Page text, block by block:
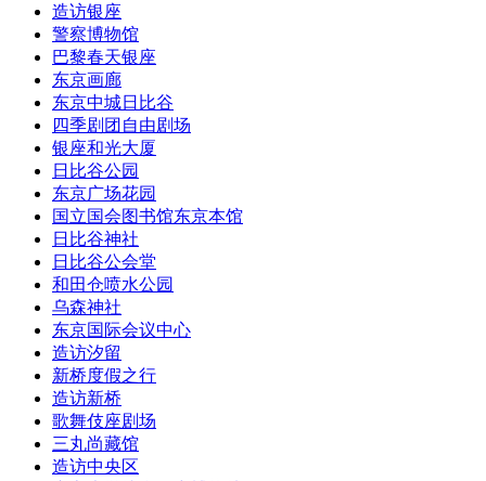
造访银座
警察博物馆
巴黎春天银座
东京画廊
东京中城日比谷
四季剧团自由剧场
银座和光大厦
日比谷公园
东京广场花园
国立国会图书馆东京本馆
日比谷神社
日比谷公会堂
和田仓喷水公园
乌森神社
东京国际会议中心
造访汐留
新桥度假之行
造访新桥
歌舞伎座剧场
三丸尚藏馆
造访中央区